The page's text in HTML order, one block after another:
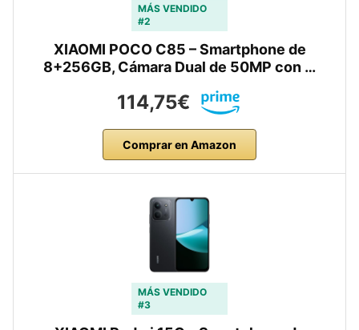
MÁS VENDIDO
#2
XIAOMI POCO C85 – Smartphone de
8+256GB, Cámara Dual de 50MP con …
114,75€
Comprar en Amazon
MÁS VENDIDO
#3